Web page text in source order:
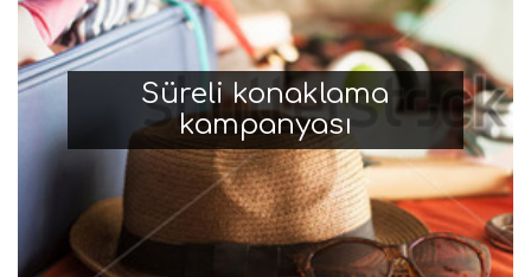
Süreli konaklama
kampanyası